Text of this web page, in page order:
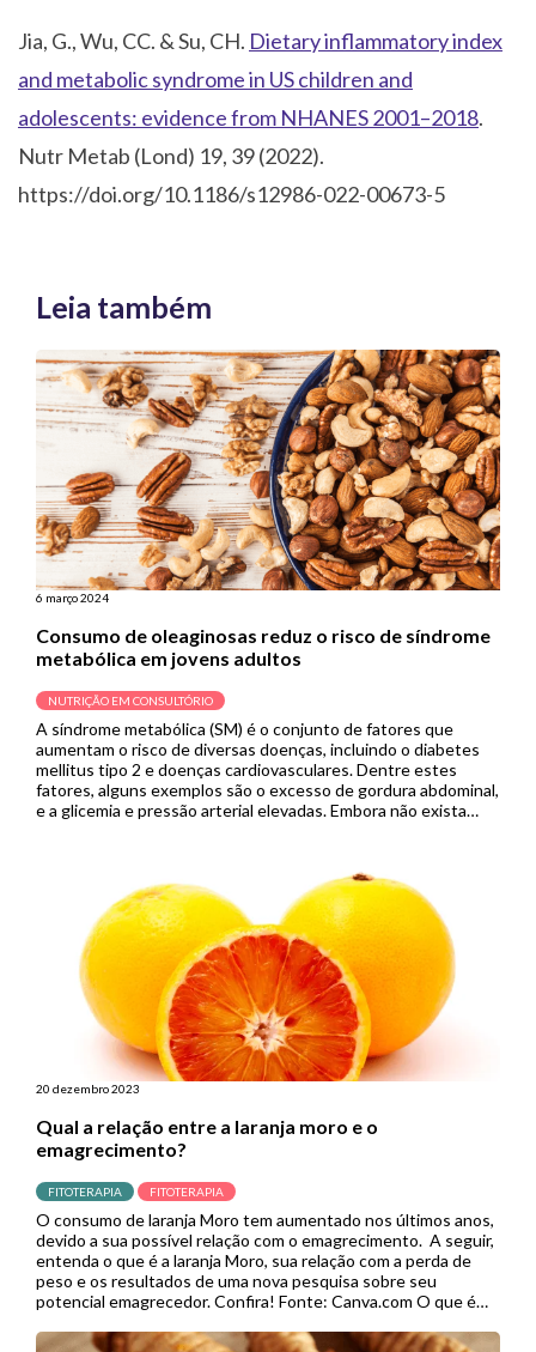
Jia, G., Wu, CC. & Su, CH. Dietary inflammatory index
and metabolic syndrome in US children and
adolescents: evidence from NHANES 2001–2018.
Nutr Metab (Lond) 19, 39 (2022).
https://doi.org/10.1186/s12986-022-00673-5
Leia também
6 março 2024
Consumo de oleaginosas reduz o risco de síndrome
metabólica em jovens adultos
NUTRIÇÃO EM CONSULTÓRIO
A síndrome metabólica (SM) é o conjunto de fatores que
aumentam o risco de diversas doenças, incluindo o diabetes
mellitus tipo 2 e doenças cardiovasculares. Dentre estes
fatores, alguns exemplos são o excesso de gordura abdominal,
e a glicemia e pressão arterial elevadas. Embora não exista
20 dezembro 2023
Qual a relação entre a laranja moro e o
emagrecimento?
FITOTERAPIA FITOTERAPIA
O consumo de laranja Moro tem aumentado nos últimos anos,
devido a sua possível relação com o emagrecimento. A seguir,
entenda o que é a laranja Moro, sua relação com a perda de
peso e os resultados de uma nova pesquisa sobre seu
potencial emagrecedor. Confira! Fonte: Canva.com O que é